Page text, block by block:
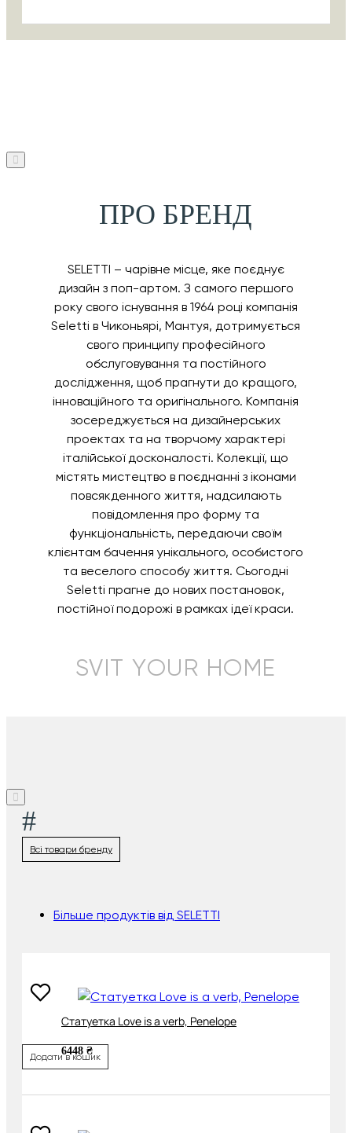
ПРО БРЕНД
SELETTI – чарівне місце, яке поєднує
дизайн з поп-артом. З самого першого
року свого існування в 1964 році компанія
Seletti в Чиконьярі, Мантуя, дотримується
свого принципу професійного
обслуговування та постійного
дослідження, щоб прагнути до кращого,
інноваційного та оригінального. Компанія
зосереджується на дизайнерських
проектах та на творчому характері
італійської досконалості. Колекції, що
містять мистецтво в поєднанні з іконами
повсякденного життя, надсилають
повідомлення про форму та
функціональність, передаючи своїм
клієнтам бачення унікального, особистого
та веселого способу життя. Сьогодні
Seletti прагне до нових постановок,
постійної подорожі в рамках ідеї краси.
SVIT YOUR HOME
#
Всі товари бренду
Більше продуктів від SELETTI
Cтатуетка Love is a verb, Penelope
6448 ₴
Додати в кошик